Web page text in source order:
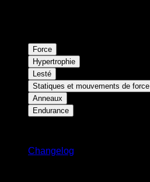
Force
Hypertrophie
Lesté
Statiques et mouvements de force
Anneaux
Endurance
Changelog